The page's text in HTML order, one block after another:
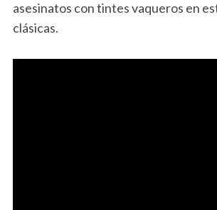
asesinatos con tintes vaqueros en
clásicas.